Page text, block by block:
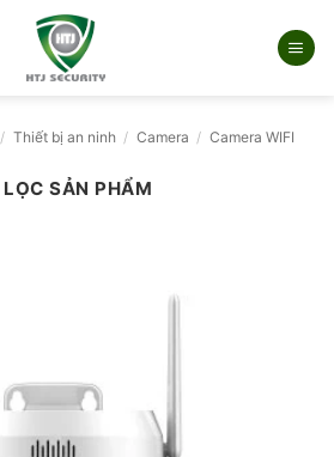
/ Thiết bị an ninh / Camera / Camera WIFI
LỌC SẢN PHẨM